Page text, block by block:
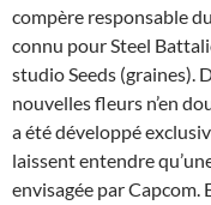
compère responsable
connu pour Steel
studio Seeds (graines).
nouvelles fleurs n’en
a été développé
laissent entendre
envisagée par Capcom.